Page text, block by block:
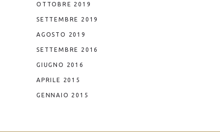
OTTOBRE 2019
SETTEMBRE 2019
AGOSTO 2019
SETTEMBRE 2016
GIUGNO 2016
APRILE 2015
GENNAIO 2015